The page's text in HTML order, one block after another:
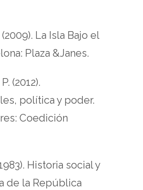
La Isla Bajo el
Plaza &Janes.
(2012).
política y poder.
Coedición
Historia social y
de la República